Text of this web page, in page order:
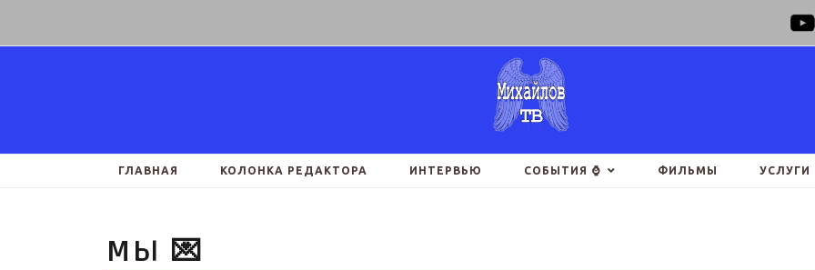
ГЛАВНАЯ КОЛОНКА РЕДАКТОРА ИНТЕРВЬЮ СОБЫТИЯ ⌚ ФИЛЬМЫ УСЛУГИ
МЫ 💌